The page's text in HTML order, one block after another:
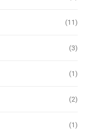
(11)
(3)
(1)
(2)
(1)